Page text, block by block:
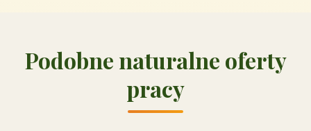
Podobne naturalne oferty
pracy